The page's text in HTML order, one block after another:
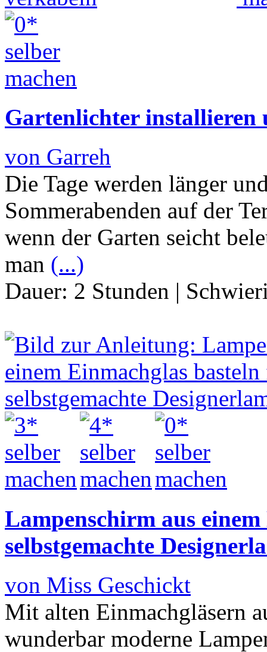
Gartenlichter installieren
von Garreh
Die Tage werden länger
Sommerabenden auf der
wenn der Garten seicht
man (...)
Dauer: 2 Stunden |
Lampenschirm aus
selbstgemachte
von Miss Geschickt
Mit alten Einmachgläsern
wunderbar moderne